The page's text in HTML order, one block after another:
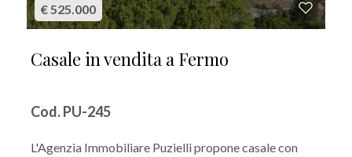
€ 525.000
Casale in vendita a Fermo
Cod. PU-245
L'Agenzia Immobiliare Puzielli propone casale con